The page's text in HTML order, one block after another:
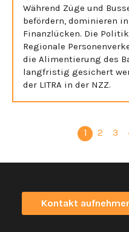
Während Züge und
befördern, dominieren
Finanzlücken. Die
Regionale
die Alimentierung des
langfristig gesichert
der LITRA in der NZZ.
1 2 3
Kontakt